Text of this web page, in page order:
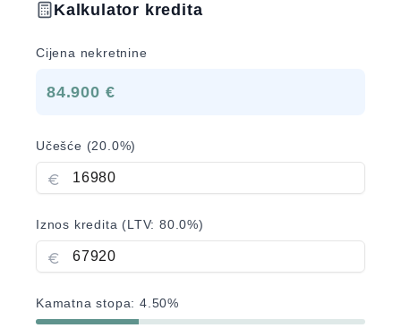
Kalkulator kredita
Cijena nekretnine
84.900 €
Učešće (20.0%)
Iznos kredita (LTV:80.0%)
Kamatna stopa:4.50%